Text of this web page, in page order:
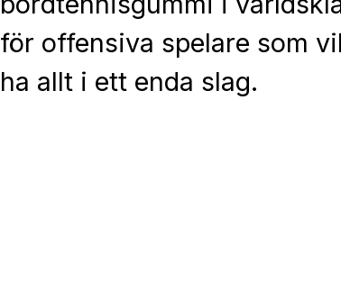
för offensiva spelare som
ha allt i ett enda slag.